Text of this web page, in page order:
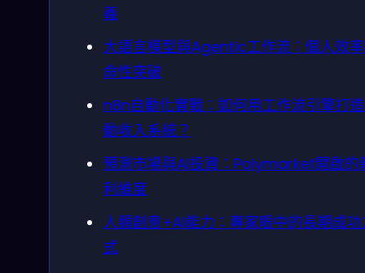
義
大語言模型與Agentic工作流：個人效
命性突破
n8n自動化實戰：如何用工作流引擎打
動收入系統？
預測市場與AI投資：Polymarket開啟的
利維度
人類創意+AI能力：專家眼中的長期成功
式